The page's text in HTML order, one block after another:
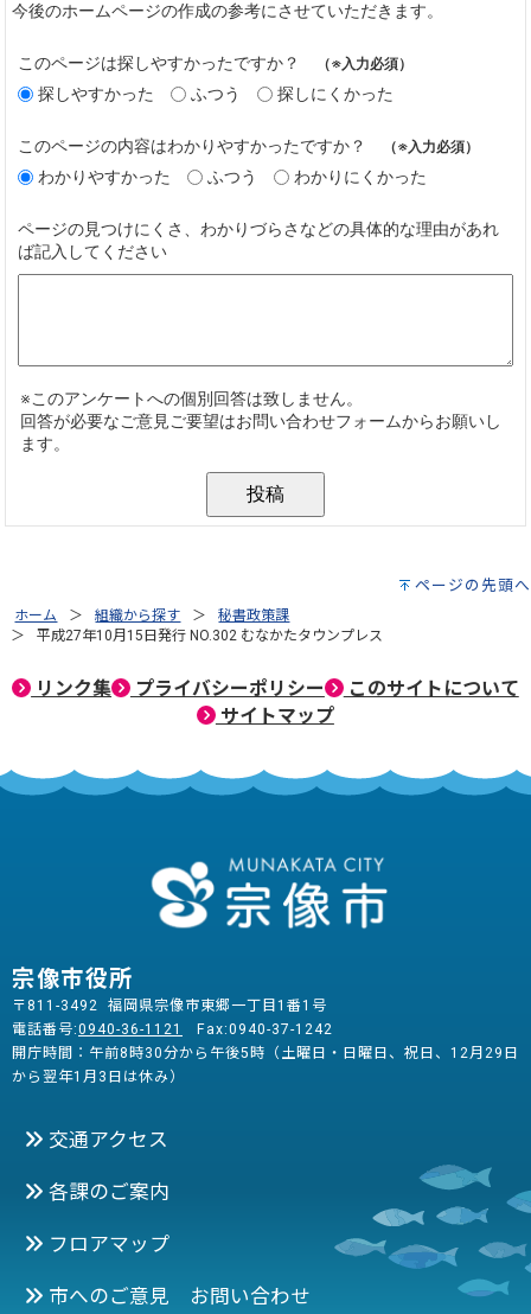
ページの先頭へ
ホーム 組織から探す
秘書政策課
平成27年10月15日発行 NO.302 むなかたタウンプレス
リンク集 プライバシーポリシー
このサイトについて
サイトマップ
宗像市役所
〒811-3492 福岡県宗像市東郷一丁目1番1号
電話番号:0940-36-1121
Fax:0940-37-1242
開庁時間：午前8時30分から午後5時（土曜日・日曜日、祝日、12月29日
から翌年1月3日は休み）
交通アクセス
各課のご案内
フロアマップ
市へのご意見 お問い合わせ